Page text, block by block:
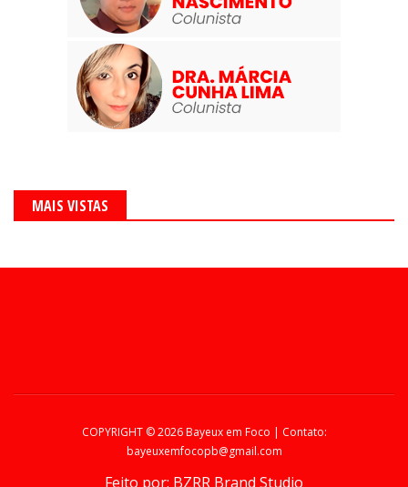
MAIS VISTAS
COPYRIGHT ©2026 Bayeux em Foco | Contato:
bayeuxemfocopb@gmail.com
Feito por: BZRR Brand Studio